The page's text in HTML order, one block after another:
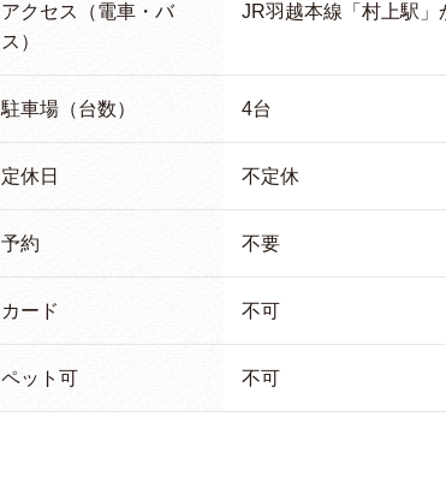
アクセス（電車・バ
ス）
JR羽越本線「村上駅」
駐車場（台数） 4台
定休日 不定休
予約 不要
カード 不可
ペット可 不可